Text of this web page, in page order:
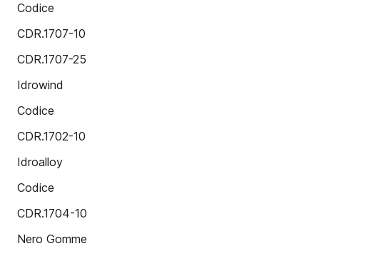
Codice
CDR.1707-10
CDR.1707-25
Idrowind
Codice
CDR.1702-10
Idroalloy
Codice
CDR.1704-10
Nero Gomme